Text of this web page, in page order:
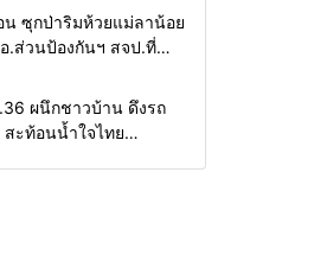
Home รอบรั้วทั่วไทย
น ซุกป่าริมห้วยแม่ลาน้อย
.ส่วนป้องกันฯ สจป.ที่
Home แวดวงทหาร
ผนึกชาวบ้าน ดึงรถ
สะท้อนน้ำใจไทย